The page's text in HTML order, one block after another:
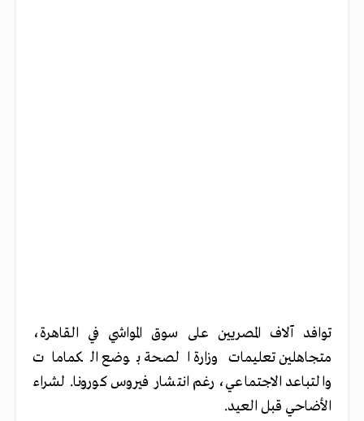
توافد آلاف المصريين على سوق المواشي في القاهرة،
متجاهلين تعليمات وزارة الصحة بوضع الكمامات
والتباعد الاجتماعي، رغم انتشار فيروس كورونا. لشراء
الأضاحي قبل العيد.